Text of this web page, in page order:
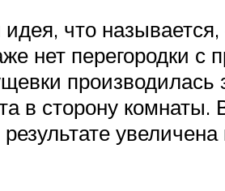
что называется,
нет перегородки
производилась
в сторону комнаты.
результате